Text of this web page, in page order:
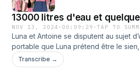
13000 litres d'eau et
NOV 13, 2024 · 00:09:29 ·TAP TO
Luna et Antoine se disputent au sujet
portable que Luna prétend être le sien,
affirme l’avoir acheté. Mme Jacquin,
français, intervient pour résoudre le
Transcribe →